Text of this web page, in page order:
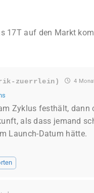
17T auf den Markt
zuerrlein) 4
Zyklus festhält, dann
als dass jemand
Launch-Datum hätte.